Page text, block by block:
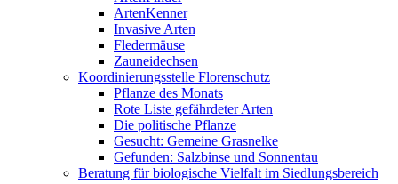
ArtenKenner
Invasive Arten
Fledermäuse
Zauneidechsen
Koordinierungsstelle Florenschutz
Pflanze des Monats
Rote Liste gefährdeter Arten
Die politische Pflanze
Gesucht: Gemeine Grasnelke
Gefunden: Salzbinse und Sonnentau
Beratung für biologische Vielfalt im Siedlungsbereich